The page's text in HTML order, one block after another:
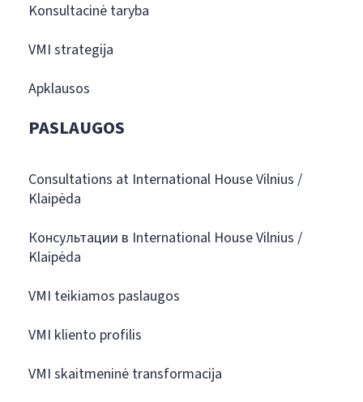
Konsultacinė taryba
VMI strategija
Apklausos
PASLAUGOS
Consultations at International House Vilnius /
Klaipėda
Консультации в International House Vilnius /
Klaipėda
VMI teikiamos paslaugos
VMI kliento profilis
VMI skaitmeninė transformacija